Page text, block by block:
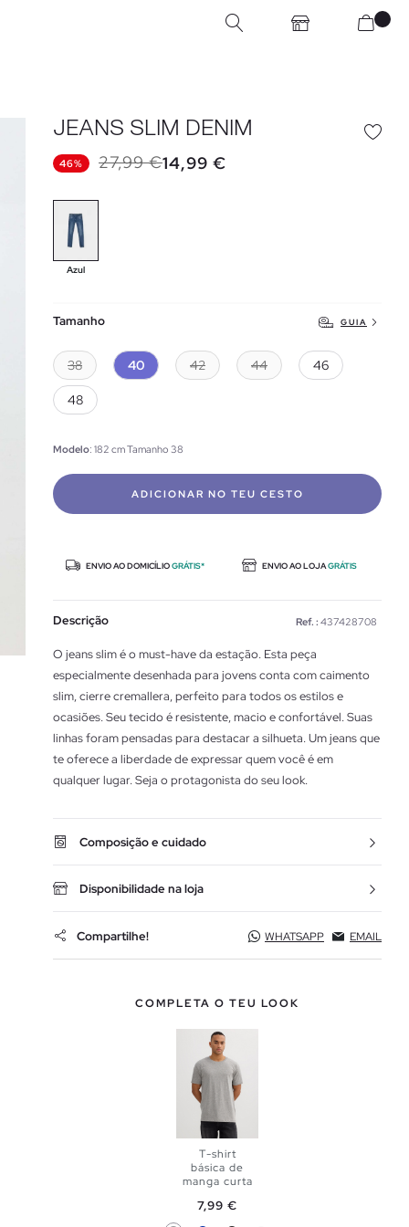
JEANS SLIM DENIM
46% 27,99 €14,99 €
Azul
Tamanho GUIA
38 40 42 44 46
48
Modelo: 182 cm Tamanho 38
ADICIONAR NO TEU CESTO
ENVIO AO DOMICÍLIOGRÁTIS* ENVIO AO LOJAGRÁTIS
Descrição Ref. : 437428708
O jeans slim é o must-have da estação. Esta peça
especialmente desenhada para jovens conta com caimento
slim, cierre cremallera, perfeito para todos os estilos e
ocasiões. Seu tecido é resistente, macio e confortável. Suas
linhas foram pensadas para destacar a silhueta. Um jeans que
te oferece a liberdade de expressar quem você é em
qualquer lugar. Seja o protagonista do seu look.
Composição e cuidado
Disponibilidade na loja
Compartilhe! WHATSAPP EMAIL
COMPLETA O TEU LOOK
ADICIONAR
T-shirt
básica de
manga curta
Preço
7,99 €